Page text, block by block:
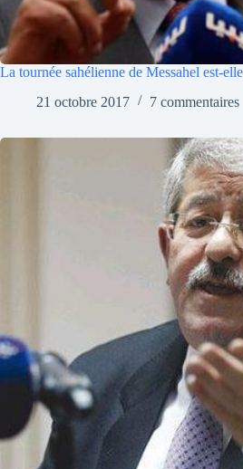
La tournée sahélienne de Messahel est-
21 octobre 2017
7 commentaires